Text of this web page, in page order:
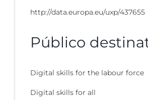
http://data.europa.eu/uxp/437655
Público
Digital skills for the labour force
Digital skills for all